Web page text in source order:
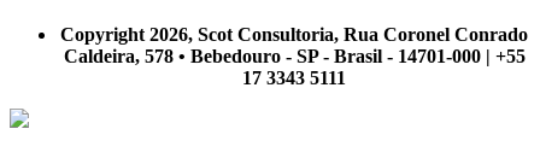
Copyright 2026, Scot Consultoria, Rua Coronel Conrado
Caldeira, 578 • Bebedouro - SP - Brasil - 14701-000 | +55
17 3343 5111